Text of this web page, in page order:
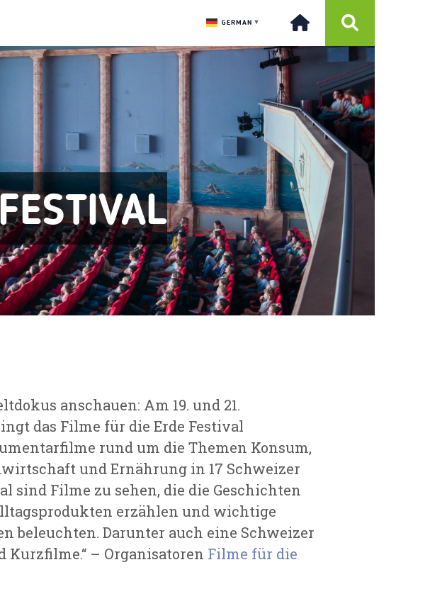
GERMAN ▼
anschauen: Am 19. und 21.
das Filme für die Erde Festival
rund um die Themen Konsum,
und Ernährung in 17 Schweizer
sind Filme zu sehen, die die Geschichten
erzählen und wichtige
beleuchten. Darunter auch eine Schweizer
Kurzfilme.“ – Organisatoren Filme für die